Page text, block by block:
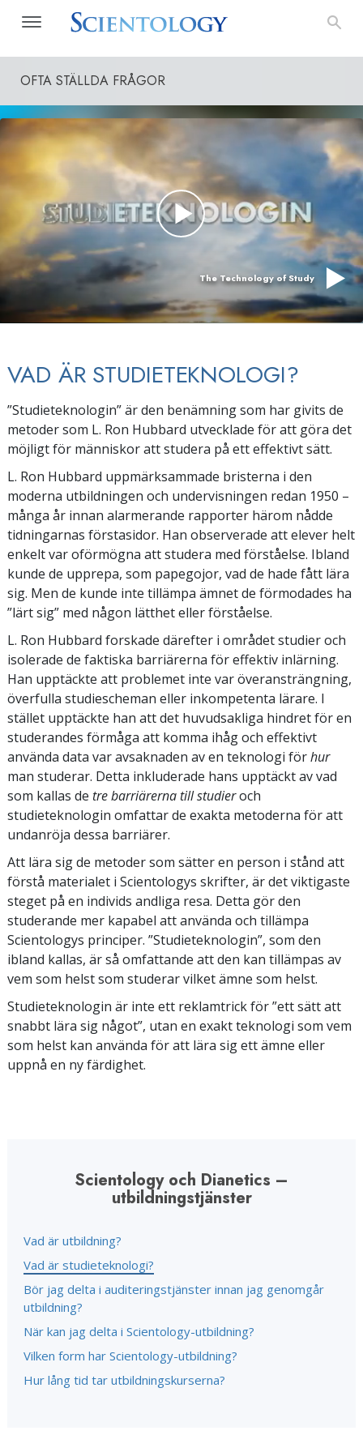
OFTA STÄLLDA FRÅGOR
The Technology of Study
VAD ÄR STUDIETEKNOLOGI?
”Studieteknologin” är den benämning som har givits de
metoder som L. Ron Hubbard utvecklade för att göra det
möjligt för människor att studera på ett effektivt sätt.
L. Ron Hubbard uppmärksammade bristerna i den
moderna utbildningen och undervisningen redan 1950 –
många år innan alarmerande rapporter härom nådde
tidningarnas förstasidor. Han observerade att elever helt
enkelt var oförmögna att studera med förståelse. Ibland
kunde de upprepa, som papegojor, vad de hade fått lära
sig. Men de kunde inte tillämpa ämnet de förmodades ha
”lärt sig” med någon lätthet eller förståelse.
L. Ron Hubbard forskade därefter i området studier och
isolerade de faktiska barriärerna för effektiv inlärning.
Han upptäckte att problemet inte var överansträngning,
överfulla studiescheman eller inkompetenta lärare. I
stället upptäckte han att det huvudsakliga hindret för en
studerandes förmåga att komma ihåg och effektivt
använda data var avsaknaden av en teknologi förhur
man studerar. Detta inkluderade hans upptäckt av vad
som kallas de tre barriärerna till studieroch
studieteknologin omfattar de exakta metoderna för att
undanröja dessa barriärer.
Att lära sig de metoder som sätter en person i stånd att
förstå materialet i Scientologys skrifter, är det viktigaste
steget på en individs andliga resa. Detta gör den
studerande mer kapabel att använda och tillämpa
Scientologys principer. ”Studieteknologin”, som den
ibland kallas, är så omfattande att den kan tillämpas av
vem som helst som studerar vilket ämne som helst.
Studieteknologin är inte ett reklamtrick för ”ett sätt att
snabbt lära sig något”, utan en exakt teknologi som vem
som helst kan använda för att lära sig ett ämne eller
uppnå en ny färdighet.
Scientology och Dianetics –
utbildningstjänster
Vad är utbildning?
Vad är studieteknologi?
Bör jag delta i auditeringstjänster innan jag genomgår
utbildning?
När kan jag delta i Scientology-utbildning?
Vilken form har Scientology-utbildning?
Hur lång tid tar utbildningskurserna?